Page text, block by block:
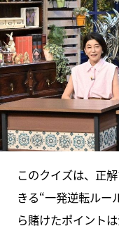
このクイズは、正
きる“一発逆転ルー
ら賭けたポイント